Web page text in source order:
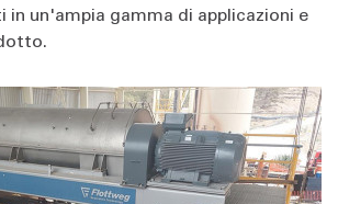
in un'ampia gamma di applicazioni e